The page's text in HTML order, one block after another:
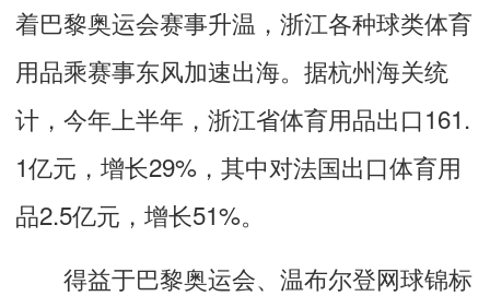
着巴黎奥运会赛事升温，浙江各种球类体育
用品乘赛事东风加速出海。据杭州海关统
计，今年上半年，浙江省体育用品出口161.
1亿元，增长29%，其中对法国出口体育用
品2.5亿元，增长51%。
得益于巴黎奥运会、温布尔登网球锦标